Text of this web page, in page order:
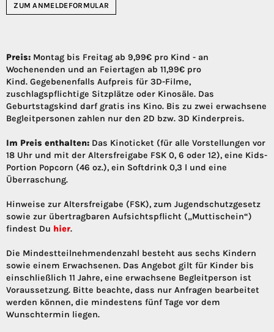
ZUM ANMELDEFORMULAR
Preis: Montag bis Freitag ab 9,99€ pro Kind - an
Wochenenden und an Feiertagen ab 11,99€ pro
Kind. Gegebenenfalls Aufpreis für 3D-Filme,
zuschlagspflichtige Sitzplätze oder Kinosäle. Das
Geburtstagskind darf gratis ins Kino. Bis zu zwei erwachsene
Begleitpersonen zahlen nur den 2D bzw. 3D Kinderpreis.
Im Preis enthalten: Das Kinoticket (für alle Vorstellungen vor
18 Uhr und mit der Altersfreigabe FSK 0, 6 oder 12), eine Kids-
Portion Popcorn (46 oz.), ein Softdrink 0,3 l und eine
Überraschung.
Hinweise zur Altersfreigabe (FSK), zum Jugendschutzgesetz
sowie zur übertragbaren Aufsichtspflicht („Muttischein“)
findest Du hier.
Die Mindestteilnehmendenzahl besteht aus sechs Kindern
sowie einem Erwachsenen. Das Angebot gilt für Kinder bis
einschließlich 11 Jahre, eine erwachsene Begleitperson ist
Voraussetzung. Bitte beachte, dass nur Anfragen bearbeitet
werden können, die mindestens fünf Tage vor dem
Wunschtermin liegen.